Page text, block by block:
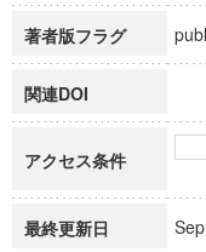
著者版フラグ
関連DOI
アクセス条件
最終更新日